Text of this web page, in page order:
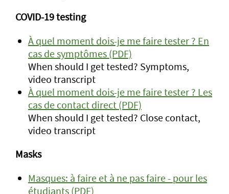
COVID-19 testing
À quel moment dois-je me faire tester ? En
cas de symptômes (PDF)
When should I get tested? Symptoms,
video transcript
À quel moment dois-je me faire tester ? Les
cas de contact direct (PDF)
When should I get tested? Close contact,
video transcript
Masks
Masques: à faire et à ne pas faire - pour les
étudiants (PDF)